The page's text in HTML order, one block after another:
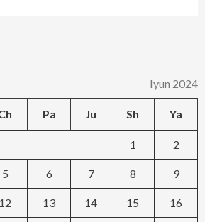
Iyun 2024
Pa Ju Sh Ya
1 2
5 6 7 8 9
12 13 14 15 16